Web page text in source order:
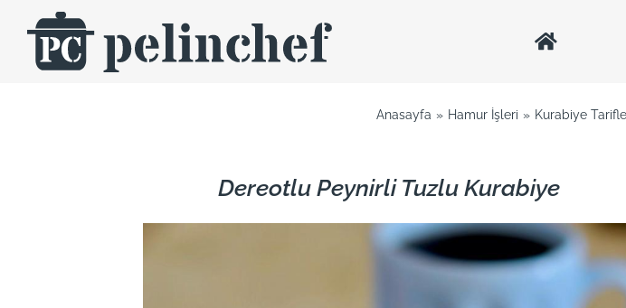
content
Anasayfa Hamur İşleri Kurabiye
Dereotlu Peynirli Tuzlu Kurabiye